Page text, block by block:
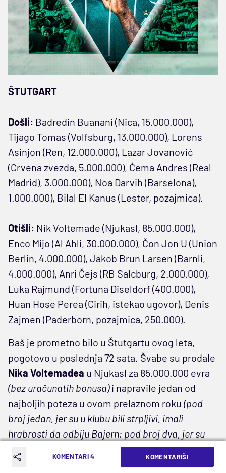
ŠTUTGART
Došli: Badredin Buanani (Nica, 15.000.000),
Tijago Tomas (Volfsburg, 13.000.000), Lorens
Asinjon (Ren, 12.000.000), Lazar Jovanović
(Crvena zvezda, 5.000.000), Ćema Andres (Real
Madrid), 3.000.000), Noa Darvih (Barselona),
1.000.000), Bilal El Kanus (Lester, pozajmica).
Otišli: Nik Voltemade (Njukasl, 85.000.000),
Enco Mijo (Al Ahli, 30.000.000), Čon Jon U (Union
Berlin, 4.000.000), Jakob Brun Larsen (Barnli,
4.000.000), Anri Čejs (RB Salcburg, 2.000.000),
Luka Rajmund (Fortuna Diseldorf (400.000),
Huan Hose Perea (Cirih, istekao ugovor), Denis
Zajmen (Paderborn, pozajmica, 250.000).
Baš je prometno bilo u Štutgartu ovog leta,
pogotovo u poslednja 72 sata. Švabe su prodale
Nika Voltemadea u Njukasl za 85.000.000 evra
(bez uračunatih bonusa)i napravile jedan od
najboljih poteza u ovom prelaznom roku (pod
broj jedan, jer su u klubu bili strpljivi, imali
hrabrosti da odbiju Bajern; pod broj dva, jer su
visokog napadača pre samo godinu dana doveli
za džabe)
, da bi onda poslednjeg dana
KOMENTARI 4 KOMENTARIŠI